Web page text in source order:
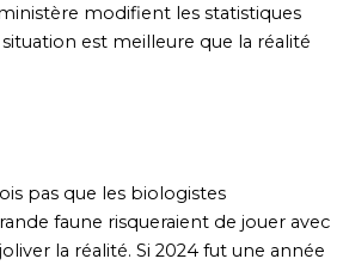
modifient les statistiques
est meilleure que la réalité
pas que les biologistes
faune risqueraient de jouer avec
la réalité. Si 2024 fut une année